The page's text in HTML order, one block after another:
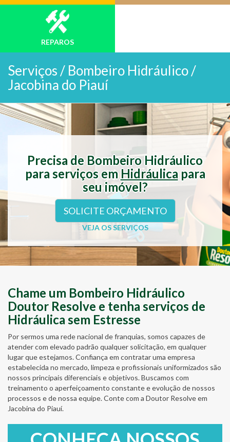
REPAROS
Serviços / Bombeiro Hidráulico /
Jacobina do Piauí
Precisa de Bombeiro Hidráulico
para serviços emHidráulica para
seu imóvel?
SOLICITE ORÇAMENTO
VEJA OS SERVIÇOS
Chame um Bombeiro Hidráulico
Doutor Resolve e tenha serviços de
Hidráulica sem Estresse
Por sermos uma rede nacional de franquias, somos capazes de
atender com elevado padrão qualquer solicitação, em qualquer
lugar que estejamos. Confiança em contratar uma empresa
estabelecida no mercado, limpeza e profissionais uniformizados são
nossos principais diferenciais e objetivos. Buscamos com
treinamento o aperfeiçoamento constante e evolução de nossos
processos e de nossa equipe. Conte com a Doutor Resolve em
Jacobina do Piauí.